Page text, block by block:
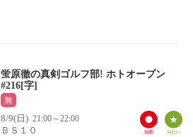
蛍原徹の真剣ゴルフ部! ホトオープン
#216[字]
無
8/9(日) 21:00～22:00
ＢＳ１０